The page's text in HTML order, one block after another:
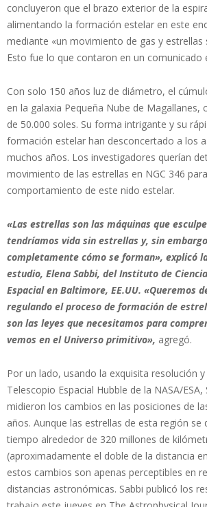
concluyeron que el brazo exterior de la
alimentando la formación estelar en este
mediante «un movimiento de gas y estrellas
Esto fue lo que contaron en un comunicado
Con solo 150 años luz de diámetro, el
en la galaxia Pequeña Nube de Magallanes,
de 50.000 soles. Su forma intrigante y su
formación estelar han desconcertado a los
muchos años. Los investigadores querían
movimiento de las estrellas en NGC 346
comportamiento de este nido estelar.
«Las estrellas son las máquinas que
tendríamos vida sin estrellas y, sin
completamente cómo se forman», explicó
estudio, Elena Sabbi, del Instituto de
Espacial en Baltimore, EE.UU. «Queremos
regulando el proceso de formación de
son las leyes que necesitamos para
vemos en el Universo primitivo», agregó.
Por un lado, usando la exquisita resolución
Telescopio Espacial Hubble de la NASA/
midieron los cambios en las posiciones de
años. Aunque las estrellas de esta región se
tiempo alrededor de 320 millones de
(aproximadamente el doble de la distancia
estos cambios son apenas perceptibles en
distancias astronómicas. Sabbi publicó los